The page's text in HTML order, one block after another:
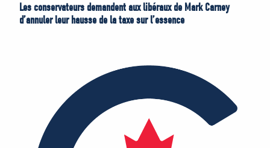
Les conservateurs demandent aux libéraux de Mark Carney
d’annuler leur hausse de la taxe sur l’essence